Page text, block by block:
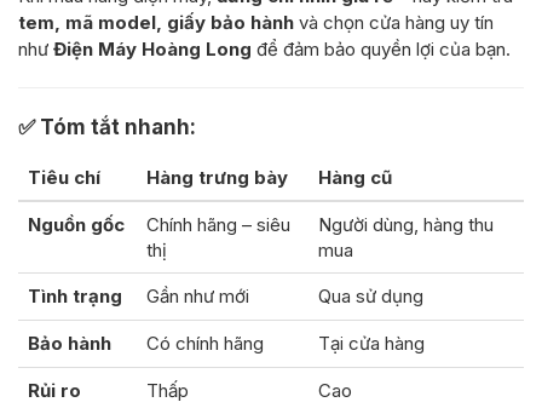
tem, mã model, giấy bảo hành và chọn cửa hàng uy tín
như Điện Máy Hoàng Long để đảm bảo quyền lợi của bạn.
✅ Tóm tắt nhanh:
Tiêu chí Hàng trưng bày Hàng cũ
Nguồn gốc
Chính hãng – siêu
thị
Người dùng, hàng thu
mua
Tình trạng
Gần như mới Qua sử dụng
Bảo hành Có chính hãng Tại cửa hàng
Rủi ro Thấp Cao